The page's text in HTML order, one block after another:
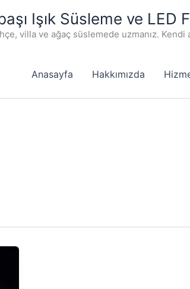
Işık Süsleme ve
villa ve ağaç süslemede uzmanız.
Anasayfa Hakkımızda